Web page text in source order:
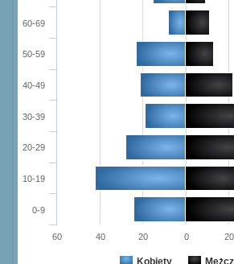
Kobiety
0-9
10-19
20-29
30-39
40-49
50-59
60-69
40 20 0 20
60